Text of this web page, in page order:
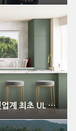
삼성전자 패밀리허브 냉장고, 글로벌 가전업계 최초 UL 솔루션즈 최고 보안등급 ‘다이아몬드’ 획득